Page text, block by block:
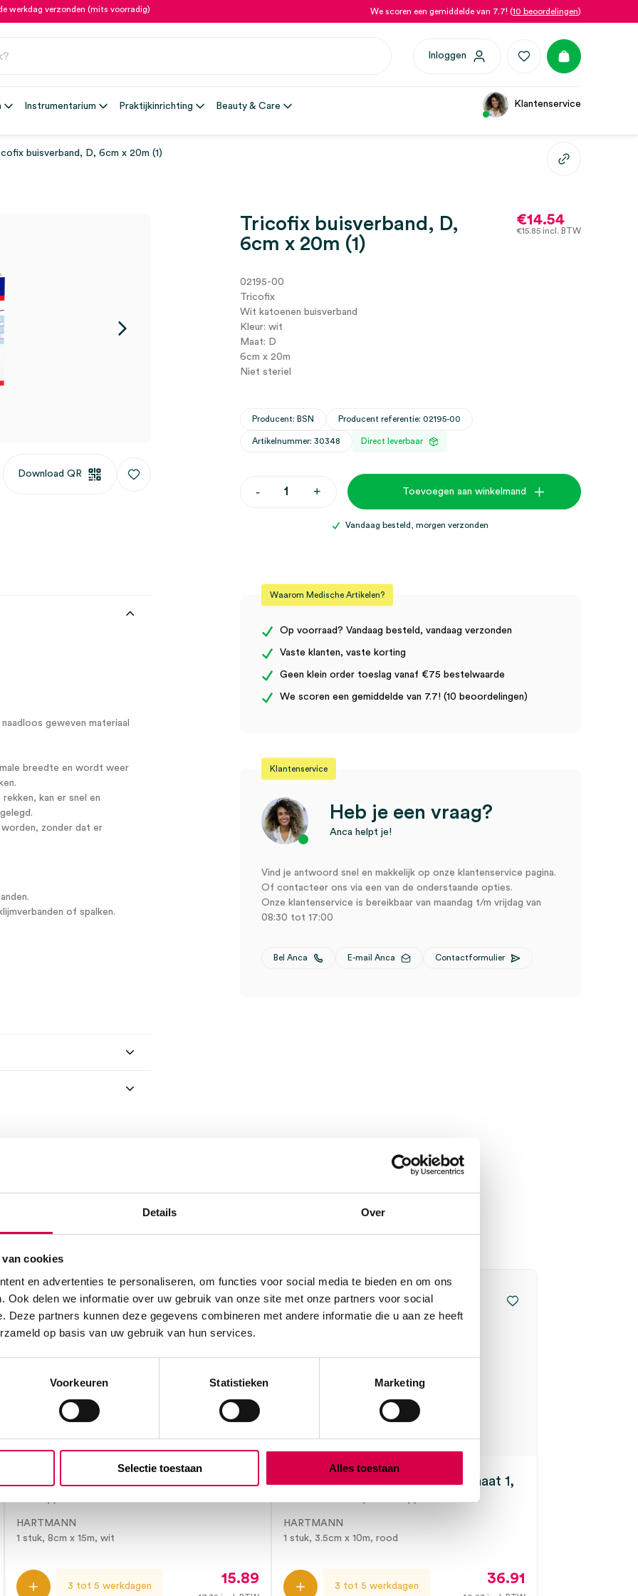
Details Over
cookies
en advertenties te personaliseren, om functies voor social media te bieden en om ons
Ook delen we informatie over uw gebruik van onze site met onze partners voor social
Deze partners kunnen deze gegevens combineren met andere informatie die u aan ze heeft
op basis van uw gebruik van hun services.
Voorkeuren Statistieken Marketing
Selectie toestaan Alles toestaan
werkdag verzonden (mits voorradig) We scoren een gemiddelde van 7.7! (10 beoordelingen)
Inloggen
Instrumentarium Praktijkinrichting Beauty & Care Klantenservice
buisverband, D, 6cm x 20m (1)
Download QR
Tricofix buisverband, D,
6cm x 20m (1)
€14.54
€15.85 incl. BTW
02195-00
Tricofix
Wit katoenen buisverband
Kleur: wit
Maat: D
6cm x 20m
Niet steriel
Producent: BSN Producent referentie: 02195-00
Artikelnummer: 30348 Direct leverbaar
-Tricofix
+ Toevoegen aan winkelmand
Vandaag besteld, morgen verzonden
geweven materiaal
breedte en wordt weer
kan er snel en
zonder dat er
of spalken.
Waarom Medische Artikelen?
Op voorraad? Vandaag besteld, vandaag verzonden
Vaste klanten, vaste korting
Geen klein order toeslag vanaf €75 bestelwaarde
We scoren een gemiddelde van 7.7! (10 beoordelingen)
Klantenservice
Heb je een vraag?
Anca helpt je!
Vind je antwoord snel en makkelijk op onze klantenservice pagina.
Of contacteer ons via een van de onderstaande opties.
Onze klantenservice is bereikbaar van maandag t/m vrijdag van
08:30 tot 17:00
Bel Anca E-mail Anca Contactformulier
Stülpa buisverband, maat 3R, 8cm x
HARTMANN
1 stuk, 8cm x 15m, wit
3 tot 5 werkdagen 15.89
Coverflex Fast buisverband, maat 1,
HARTMANN
1 stuk, 3.5cm x 10m, rood
3 tot 5 werkdagen 36.91